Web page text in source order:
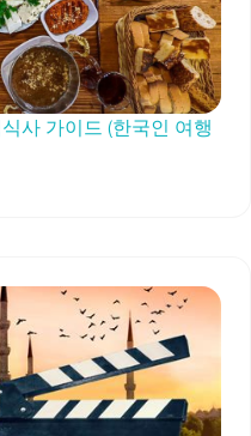
사 가이드 (한국인 여행